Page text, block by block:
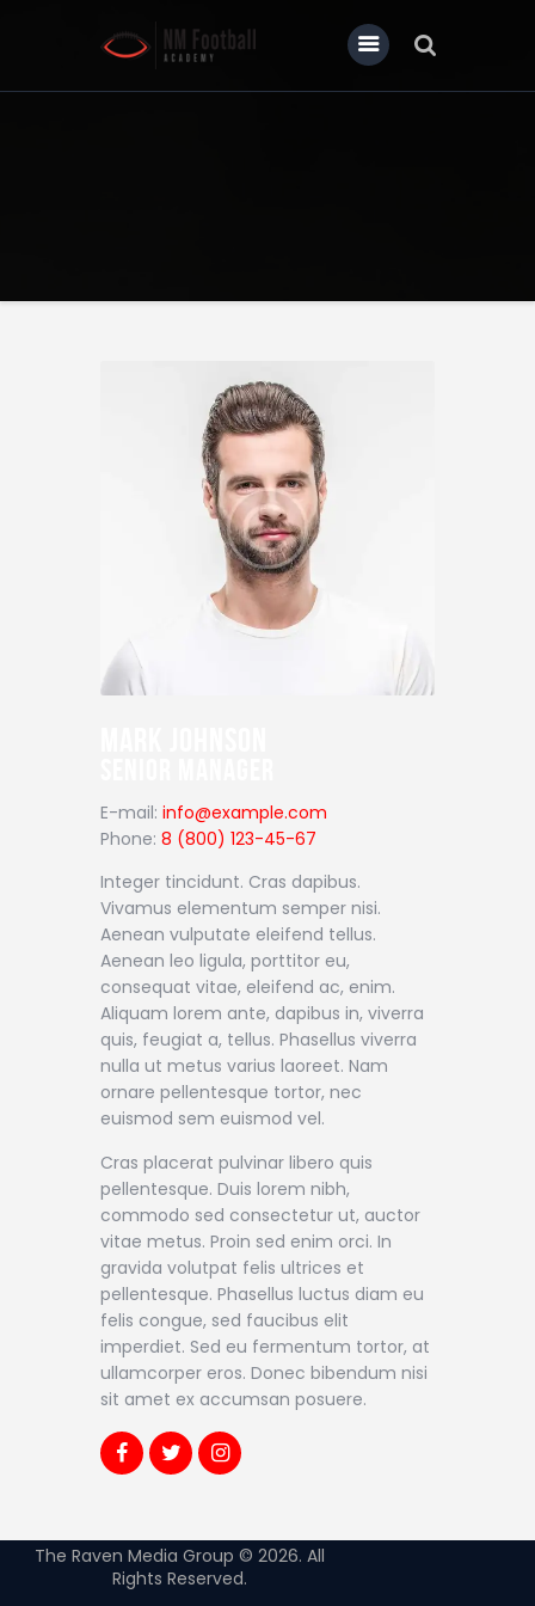
E-mail: info@example.com
Phone: 8 (800) 123-45-67
Integer tincidunt. Cras dapibus.
Vivamus elementum semper nisi.
Aenean vulputate eleifend tellus.
Aenean leo ligula, porttitor eu,
consequat vitae, eleifend ac, enim.
Aliquam lorem ante, dapibus in, viverra
quis, feugiat a, tellus. Phasellus viverra
nulla ut metus varius laoreet. Nam
ornare pellentesque tortor, nec
euismod sem euismod vel.
Cras placerat pulvinar libero quis
pellentesque. Duis lorem nibh,
commodo sed consectetur ut, auctor
vitae metus. Proin sed enim orci. In
gravida volutpat felis ultrices et
pellentesque. Phasellus luctus diam eu
felis congue, sed faucibus elit
imperdiet. Sed eu fermentum tortor, at
ullamcorper eros. Donec bibendum nisi
sit amet ex accumsan posuere.
The Raven Media Group © 2026. All
Rights Reserved.